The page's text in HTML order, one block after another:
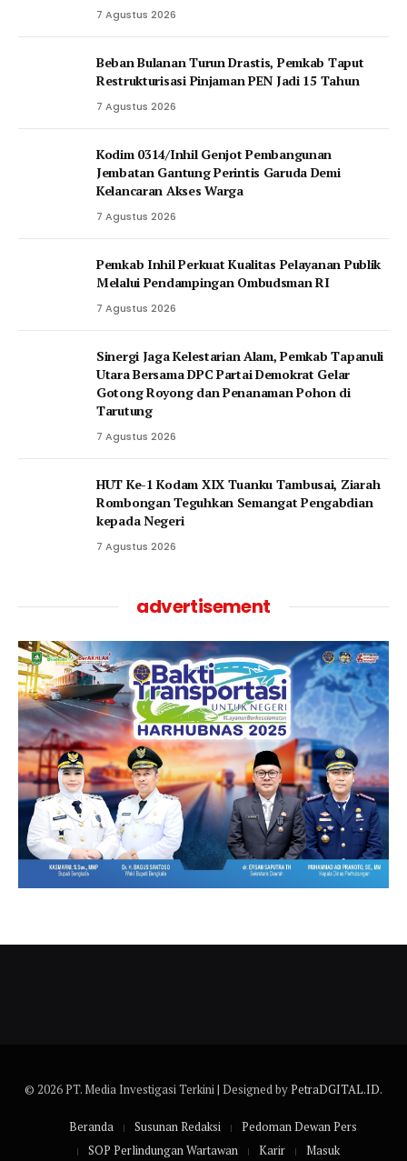
7 Agustus 2026
Beban Bulanan Turun Drastis, Pemkab Taput
Restrukturisasi Pinjaman PEN Jadi 15 Tahun‎
7 Agustus 2026
Kodim 0314/Inhil Genjot Pembangunan
Jembatan Gantung Perintis Garuda Demi
Kelancaran Akses Warga
7 Agustus 2026
Pemkab Inhil Perkuat Kualitas Pelayanan Publik
Melalui Pendampingan Ombudsman RI
7 Agustus 2026
‎Sinergi Jaga Kelestarian Alam, Pemkab Tapanuli
Utara Bersama DPC Partai Demokrat Gelar
Gotong Royong dan Penanaman Pohon di
Tarutung
7 Agustus 2026
HUT Ke-1 Kodam XIX Tuanku Tambusai, Ziarah
Rombongan Teguhkan Semangat Pengabdian
kepada Negeri
7 Agustus 2026
advertisement
© 2026 PT. Media Investigasi Terkini | Designed byPetraDGITAL.ID.
Beranda Susunan Redaksi
Pedoman Dewan Pers
SOP Perlindungan Wartawan
Karir Masuk